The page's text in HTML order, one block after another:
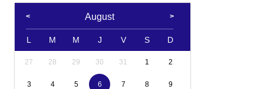
August
L M M J V S D
27 28 29 30 31 1 2
3 4 5 6 7 8 9